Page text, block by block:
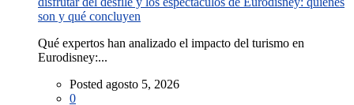
son y qué concluyen
Qué expertos han analizado el impacto del turismo en
Eurodisney:...
Posted agosto 5, 2026
0